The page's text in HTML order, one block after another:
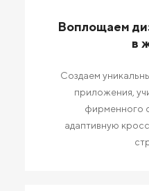
Воплощаем
в
Создаем
приложения,
фирменного
адаптивную